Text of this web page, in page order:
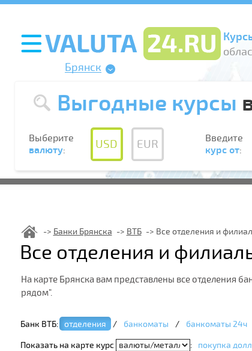
Брянск
Выгодные курсы
Выберите
валюту: USD EUR
Введите
курс от:
Банки Брянска ВТБ Все отделения и
Все отделения и
На карте Брянска вам представлены все отделения
рядом".
Банк ВТБ: отделения / банкоматы / банкоматы 24ч
Показать на карте курс : покупка